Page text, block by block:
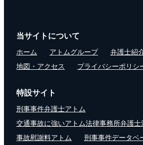
当サイトについて
ホーム アトムグループ 弁護士紹
地図・アクセス
プライバシーポリシ
特設サイト
刑事事件弁護士アトム
交通事故に強いアトム法律事務所弁護士
事故慰謝料アトム
刑事事件データベ